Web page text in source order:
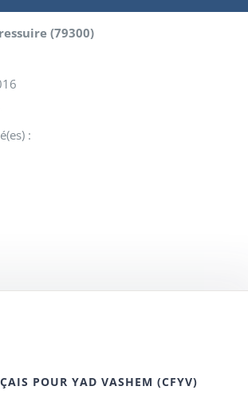
(79300)
:
POUR YAD VASHEM (CFYV)